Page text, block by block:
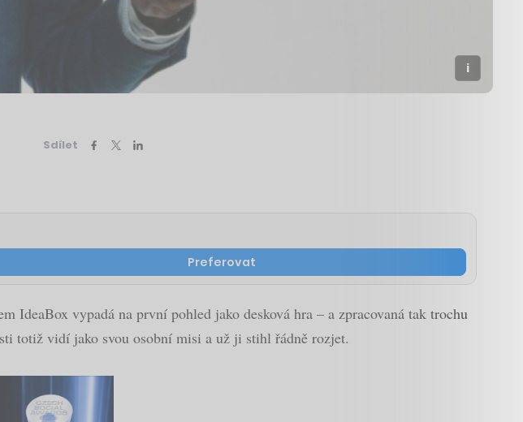
Sdílet
Preferovat
IdeaBox vypadá na první pohled jako desková hra – a zpracovaná tak trochu
totiž vidí jako svou osobní misi a už ji stihl řádně rozjet.